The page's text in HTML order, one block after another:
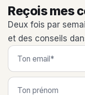
Reçois mes
Deux fois par
et des conseils